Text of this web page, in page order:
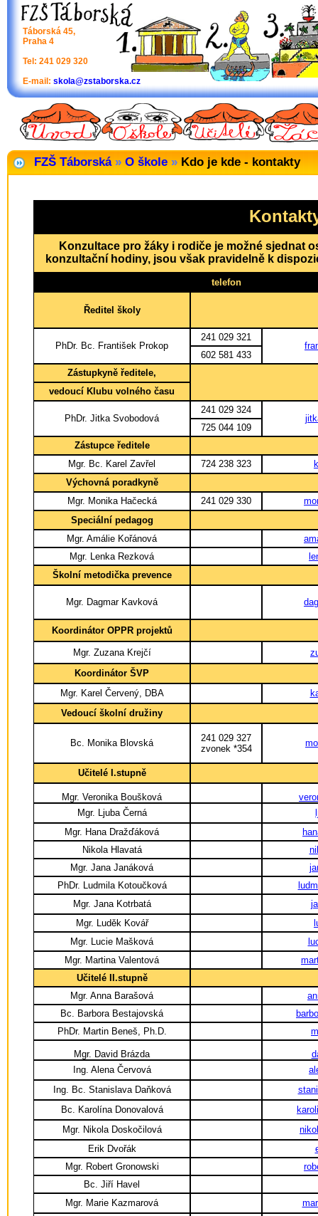
Táborská 45,
Praha 4
Tel: 241 029 320
E-mail: skola@zstaborska.cz
FZŠ Táborská » O škole » Kdo je kde - kontakty
Konzultace pro žáky i rodiče je možné sjednat
konzultační hodiny, jsou však pravidelně k
telefon
Ředitel školy
PhDr. Bc. František Prokop
241 029 321
602 581 433
Zástupkyně ředitele,
vedoucí Klubu volného času
PhDr. Jitka Svobodová
241 029 324
725 044 109
Zástupce ředitele
Mgr. Bc. Karel Zavřel
724 238 323
Výchovná poradkyně
Mgr. Monika Hačecká
241 029 330
Speciální pedagog
Mgr. Amálie Kořánová
Mgr. Lenka Rezková
Školní metodička prevence
Mgr. Dagmar Kavková
Koordinátor OPPR projektů
Mgr. Zuzana Krejčí
Koordinátor ŠVP
Mgr. Karel Červený, DBA
Vedoucí školní družiny
Bc. Monika Blovská
241 029 327
zvonek *354
Učitelé I.stupně
Mgr. Veronika Boušková
Mgr. Ljuba Černá
Mgr. Hana Dražďáková
Nikola Hlavatá
Mgr. Jana Janáková
PhDr. Ludmila Kotoučková
Mgr. Jana Kotrbatá
Mgr. Luděk Kovář
Mgr. Lucie Mašková
Mgr. Martina Valentová
Učitelé II.stupně
Mgr. Anna Barašová
Bc. Barbora Bestajovská
PhDr. Martin Beneš, Ph.D.
Mgr. David Brázda
Ing. Alena Červová
Ing. Bc. Stanislava Daňková
Bc. Karolína Donovalová
Mgr. Nikola Doskočilová
Erik Dvořák
Mgr. Robert Gronowski
Bc. Jiří Havel
Mgr. Marie Kazmarová